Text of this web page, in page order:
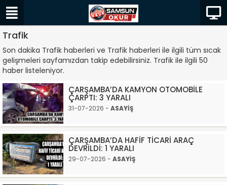
Trafik
Son dakika Trafik haberleri ve Trafik haberleri ile ilgili tüm sıcak
gelişmeleri sayfamızdan takip edebilirsiniz. Trafik ile ilgili 50
haber listeleniyor.
ÇARŞAMBA’DA KAMYON OTOMOBİLE
ÇARPTI: 3 YARALI
31-07-2026 - ASAYİŞ
ÇARŞAMBA’DA HAFİF TİCARİ ARAÇ
DEVRİLDİ: 1 YARALI
29-07-2026 - ASAYİŞ